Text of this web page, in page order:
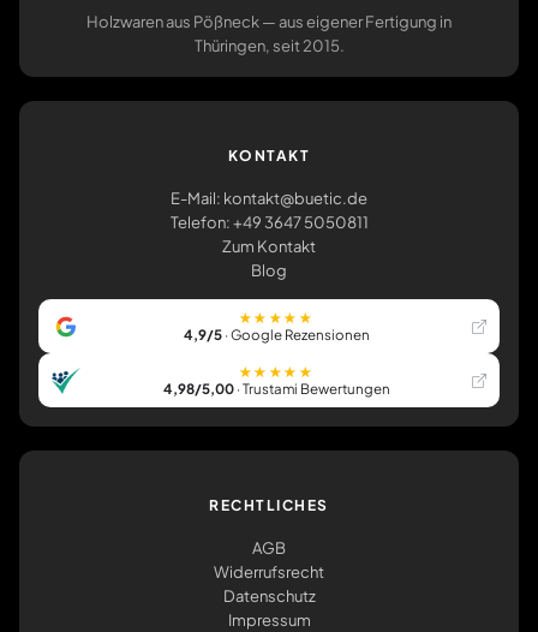
Holzwaren aus Pößneck — aus eigener Fertigung in
Thüringen, seit 2015.
KONTAKT
E-Mail: kontakt@buetic.de
Telefon: +49 3647 5050811
Zum Kontakt
Blog
★★★★★
4,9/5· Google Rezensionen
★★★★★
4,98/5,00· Trustami Bewertungen
RECHTLICHES
AGB
Widerrufsrecht
Datenschutz
Impressum